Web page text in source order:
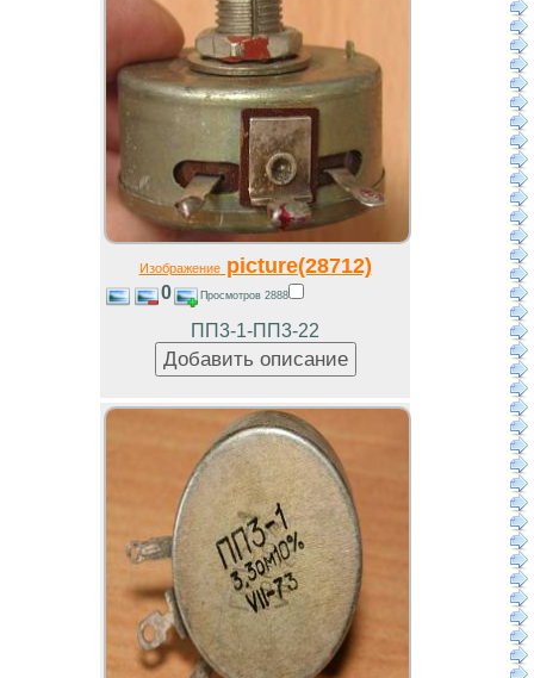
Изображениеpicture(28712)
0 Просмотров 2888
ПП3-1-ПП3-22